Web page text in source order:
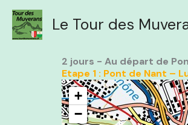
Aller
contenu
Le Tour des
2 jours - Au départ de
Etape 1 : Pont de Nant –
+
−